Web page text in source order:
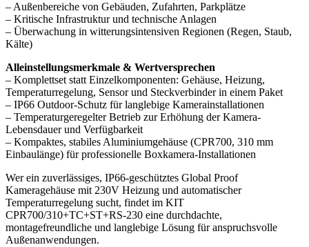
– Außenbereiche von Gebäuden, Zufahrten, Parkplätze
– Kritische Infrastruktur und technische Anlagen
– Überwachung in witterungsintensiven Regionen (Regen, Staub,
Kälte)
Alleinstellungsmerkmale & Wertversprechen
– Komplettset statt Einzelkomponenten: Gehäuse, Heizung,
Temperaturregelung, Sensor und Steckverbinder in einem Paket
– IP66 Outdoor-Schutz für langlebige Kamerainstallationen
– Temperaturgeregelter Betrieb zur Erhöhung der Kamera-
Lebensdauer und Verfügbarkeit
– Kompaktes, stabiles Aluminiumgehäuse (CPR700, 310 mm
Einbaulänge) für professionelle Boxkamera-Installationen
Wer ein zuverlässiges, IP66-geschütztes Global Proof
Kameragehäuse mit 230V Heizung und automatischer
Temperaturregelung sucht, findet im KIT
CPR700/310+TC+ST+RS-230 eine durchdachte,
montagefreundliche und langlebige Lösung für anspruchsvolle
Außenanwendungen.